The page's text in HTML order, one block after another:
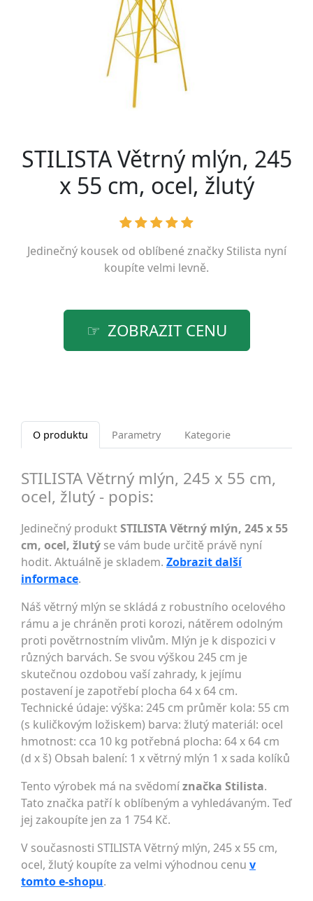
STILISTA Větrný mlýn, 245
x 55 cm, ocel, žlutý
Jedinečný kousek od oblíbené značky Stilista nyní
koupíte velmi levně.
ZOBRAZIT CENU
O produktu Parametry Kategorie
STILISTA Větrný mlýn, 245 x 55 cm,
ocel, žlutý - popis:
Jedinečný produktSTILISTA Větrný mlýn, 245 x 55
cm, ocel, žlutý se vám bude určitě právě nyní
hodit. Aktuálně je skladem. Zobrazit další
informace.
Náš větrný mlýn se skládá z robustního ocelového
rámu a je chráněn proti korozi, nátěrem odolným
proti povětrnostním vlivům. Mlýn je k dispozici v
různých barvách. Se svou výškou 245 cm je
skutečnou ozdobou vaší zahrady, k jejímu
postavení je zapotřebí plocha 64 x 64 cm.
Technické údaje: výška: 245 cm průměr kola: 55 cm
(s kuličkovým ložiskem) barva: žlutý materiál: ocel
hmotnost: cca 10 kg potřebná plocha: 64 x 64 cm
(d x š) Obsah balení: 1 x větrný mlýn 1 x sada kolíků
Tento výrobek má na svědomíznačka Stilista.
Tato značka patří k oblíbeným a vyhledávaným. Teď
jej zakoupíte jen za 1 754 Kč.
V současnosti STILISTA Větrný mlýn, 245 x 55 cm,
ocel, žlutý koupíte za velmi výhodnou cenu v
tomto e-shopu.